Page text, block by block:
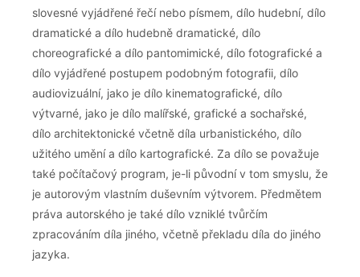
slovesné vyjádřené řečí nebo písmem, dílo hudební, dílo
dramatické a dílo hudebně dramatické, dílo
choreografické a dílo pantomimické, dílo fotografické a
dílo vyjádřené postupem podobným fotografii, dílo
audiovizuální, jako je dílo kinematografické, dílo
výtvarné, jako je dílo malířské, grafické a sochařské,
dílo architektonické včetně díla urbanistického, dílo
užitého umění a dílo kartografické. Za dílo se považuje
také počítačový program, je-li původní v tom smyslu, že
je autorovým vlastním duševním výtvorem. Předmětem
práva autorského je také dílo vzniklé tvůrčím
zpracováním díla jiného, včetně překladu díla do jiného
jazyka.